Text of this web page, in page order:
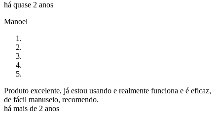
há quase 2 anos
Manoel
Produto excelente, já estou usando e realmente funciona e é eficaz,
de fácil manuseio, recomendo.
há mais de 2 anos